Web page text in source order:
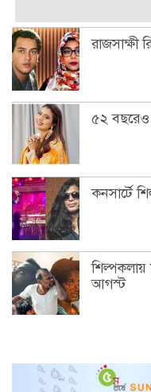
রাজসাক্ষী
৫২ বছরেও
কনসার্টে
শিল্পকলায়
আগস্ট